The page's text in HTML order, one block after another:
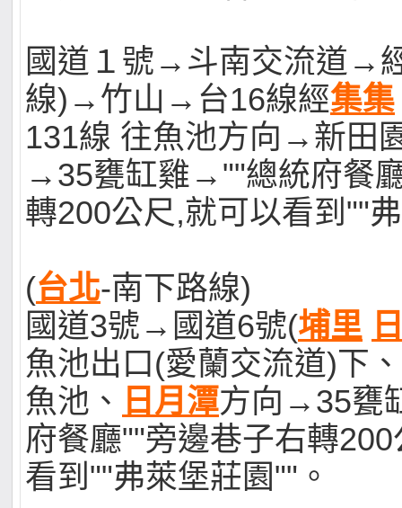
國道１號→斗南交流道→
線)→竹山→台16線經集集
131線 往魚池方向→新田
→35甕缸雞→""總統府餐
轉200公尺,就可以看到""
(台北-南下路線)
國道3號→國道6號(埔里
魚池出口(愛蘭交流道)下
魚池、 日月潭方向→35甕
府餐廳""旁邊巷子右轉
看到""弗萊堡莊園""。